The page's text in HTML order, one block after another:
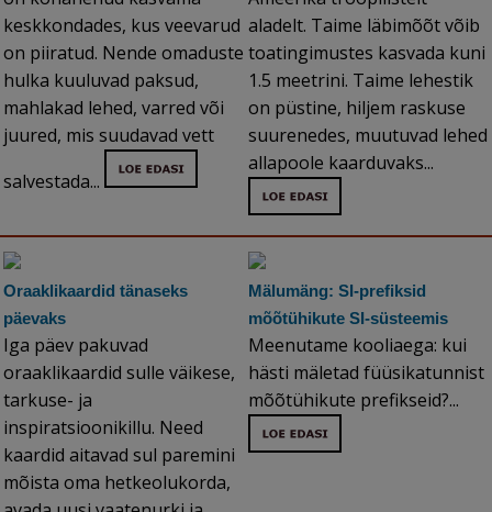
keskkondades, kus veevarud
on piiratud. Nende omaduste
hulka kuuluvad paksud,
mahlakad lehed, varred või
juured, mis suudavad vett
salvestada...
aladelt. Taime läbimõõt võib
toatingimustes kasvada kuni
1.5 meetrini. Taime lehestik
on püstine, hiljem raskuse
suurenedes, muutuvad lehed
allapoole kaarduvaks...
Oraaklikaardid tänaseks
päevaks
Iga päev pakuvad
oraaklikaardid sulle väikese,
tarkuse- ja
inspiratsioonikillu. Need
kaardid aitavad sul paremini
mõista oma hetkeolukorda,
Mälumäng: SI-prefiksid
mõõtühikute SI-süsteemis
Meenutame kooliaega: kui
hästi mäletad füüsikatunnist
mõõtühikute prefikseid?...